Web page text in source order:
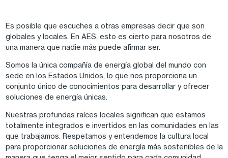
Es posible que escuches a otras empresas decir que son
globales y locales. En AES, esto es cierto para nosotros de
una manera que nadie más puede afirmar ser.
Somos la única compañía de energía global del mundo con
sede en los Estados Unidos, lo que nos proporciona un
conjunto único de conocimientos para desarrollar y ofrecer
soluciones de energía únicas.
Nuestras profundas raíces locales significan que estamos
totalmente integrados e invertidos en las comunidades en las
que trabajamos. Respetamos y entendemos la cultura local
para proporcionar soluciones de energía más sostenibles de la